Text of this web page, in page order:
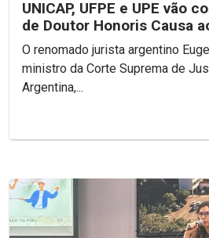
UNICAP, UFPE e UPE vão
de Doutor Honoris Causa
argentino Eugenio...
O renomado jurista argentino
ministro da Corte Suprema de
Argentina,...